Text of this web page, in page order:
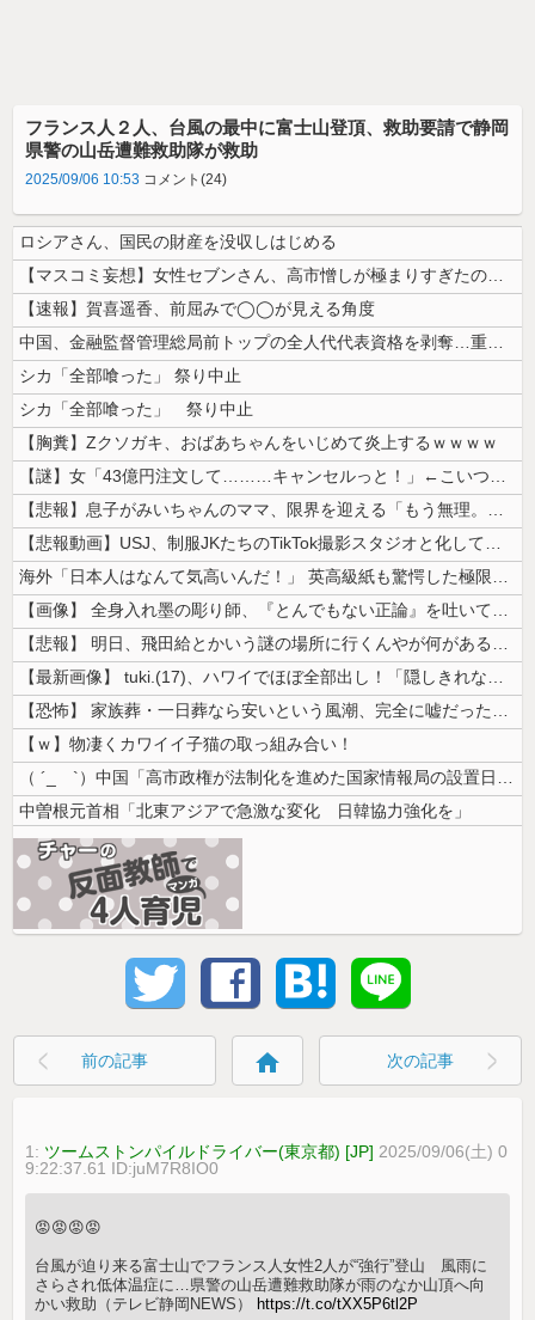
フランス人２人、台風の最中に富士山登頂、救助要請で静岡
県警の山岳遭難救助隊が救助
2025/09/06 10:53 コメント(24)
ロシアさん、国民の財産を没収しはじめる
【マスコミ妄想】女性セブンさん、高市憎しが極まりすぎたのか、過去一級の...
【速報】賀喜遥香、前屈みで◯◯が見える角度
中国、金融監督管理総局前トップの全人代代表資格を剥奪…重大な規律違反で...
シカ「全部喰った」 祭り中止
シカ「全部喰った」 祭り中止
【胸糞】Zクソガキ、おばあちゃんをいじめて炎上するｗｗｗｗ
【謎】女「43億円注文して………キャンセルっと！」←こいつの目的
【悲報】息子がみいちゃんのママ、限界を迎える「もう無理。普通の家庭を築...
【悲報動画】USJ、制服JKたちのTikTok撮影スタジオと化してしま...
海外「日本人はなんて気高いんだ！」 英高級紙も驚愕した極限の中の日本人...
【画像】 全身入れ墨の彫り師、『とんでもない正論』を吐いて30万再生さ...
【悲報】 明日、飛田給とかいう謎の場所に行くんやが何があるんや????...
【最新画像】 tuki.(17)、ハワイでほぼ全部出し！「隠しきれない...
【恐怖】 家族葬・一日葬なら安いという風潮、完全に嘘だった・・・・
【ｗ】物凄くカワイイ子猫の取っ組み合い！
（ ´_ゝ`）中国「高市政権が法制化を進めた国家情報局の設置日が7月3...
中曽根元首相「北東アジアで急激な変化 日韓協力強化を」
前の記事 home 次の記事
1: ツームストンパイルドライバー(東京都) [JP] 2025/09/06(土) 0
9:22:37.61 ID:juM7R8IO0
😡😡😡😡
台風が迫り来る富士山でフランス人女性2人が“強行”登山 風雨に
さらされ低体温症に…県警の山岳遭難救助隊が雨のなか山頂へ向
かい救助（テレビ静岡NEWS）
https://t.co/tXX5P6tl2P